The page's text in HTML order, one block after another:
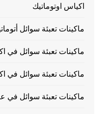
اكياس اوتوماتيك
ماكينات تعبئة سوائل
ماكينات تعبئة سوائل في
ماكينات تعبئة سوائل في
ماكينات تعبئة سوائل في